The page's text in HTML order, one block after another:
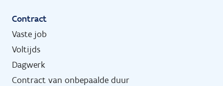
Contract
Vaste job
Voltijds
Dagwerk
Contract van onbepaalde duur